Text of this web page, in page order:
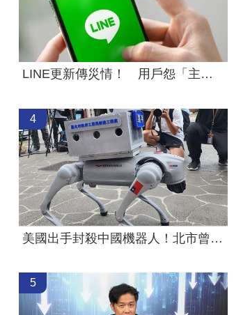
LINE更新傳災情！ 用戶怨「主題全報廢」
4
美國出手封殺中國機器人！北市曾高調引進
5